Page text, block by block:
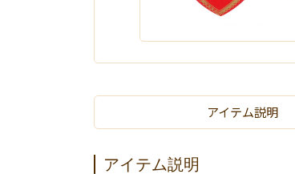
アイテム説明
アイテム説明